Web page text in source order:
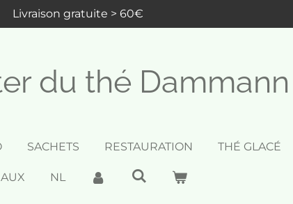
Livraison gratuite > 60€
du thé Dammann
SACHETS RESTAURATION THÉ GLACÉ
NL